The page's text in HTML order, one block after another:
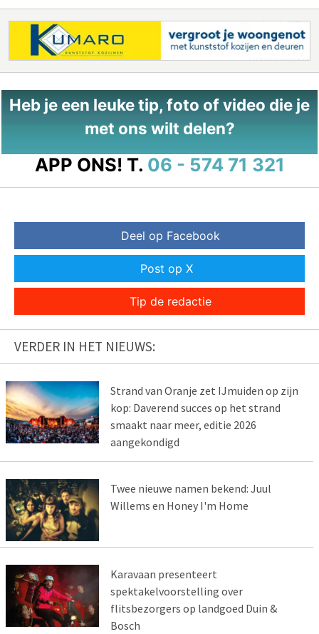
Heb je een leuke tip, foto of video die je
met ons wilt delen?
APP ONS! T. 06 - 574 71 321
Deel op Facebook
Post op X
Tip de redactie
VERDER IN HET NIEUWS:
Strand van Oranje zet IJmuiden op zijn
kop: Daverend succes op het strand
smaakt naar meer, editie 2026
aangekondigd
Twee nieuwe namen bekend: Juul
Willems en Honey I'm Home
Karavaan presenteert
spektakelvoorstelling over
flitsbezorgers op landgoed Duin &
Bosch